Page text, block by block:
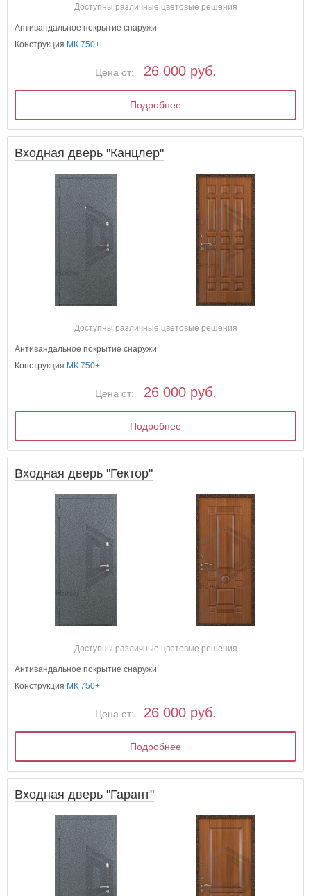
Доступны различные цветовые решения
Антивандальное покрытие снаружи
Конструкция МК 750+
Цена от: 26 000 руб.
Подробнее
Входная дверь "Канцлер"
Доступны различные цветовые решения
Антивандальное покрытие снаружи
Конструкция МК 750+
Цена от: 26 000 руб.
Подробнее
Входная дверь "Гектор"
Доступны различные цветовые решения
Антивандальное покрытие снаружи
Конструкция МК 750+
Цена от: 26 000 руб.
Подробнее
Входная дверь "Гарант"